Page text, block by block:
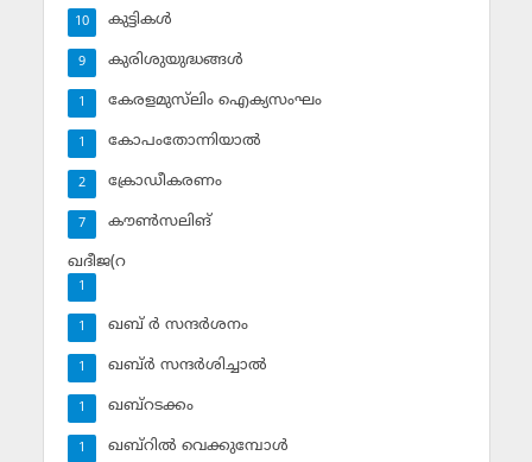
കുട്ടികള്‍
10
കുരിശുയുദ്ധങ്ങള്‍
9
കേരളമുസ്‌ലിം ഐക്യസംഘം
1
കോപംതോന്നിയാല്‍
1
ക്രോഡീകരണം
2
കൗണ്‍സലിങ്‌
7
ഖദീജ(റ
1
ഖബ് ര്‍ സന്ദര്‍ശനം
1
ഖബ്ര്‍ സന്ദര്‍ശിച്ചാല്‍
1
ഖബ്‌റടക്കം
1
ഖബ്‌റില്‍ വെക്കുമ്പോള്‍
1